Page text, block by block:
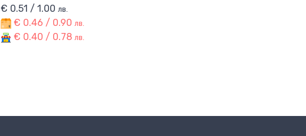
€ 0.51 / 1.00 лв.
€ 0.46 / 0.90 лв.
€ 0.40 / 0.78 лв.